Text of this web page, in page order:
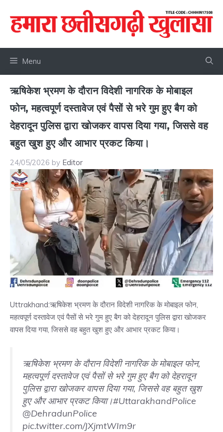
content
Menu
ऋषिकेश भ्रमण के दौरान विदेशी नागरिक के मोबाइल
फोन, महत्वपूर्ण दस्तावेज एवं पैसों से भरे गुम हुए बैग को
देहरादून पुलिस द्वारा खोजकर वापस दिया गया, जिससे वह
बहुत खुश हुए और आभार प्रकट किया।
24/05/2026 by Editor
Uttrakhand:ऋषिकेश भ्रमण के दौरान विदेशी नागरिक के मोबाइल फोन,
महत्वपूर्ण दस्तावेज एवं पैसों से भरे गुम हुए बैग को देहरादून पुलिस द्वारा खोजकर
वापस दिया गया, जिससे वह बहुत खुश हुए और आभार प्रकट किया।
ऋषिकेश भ्रमण के दौरान विदेशी नागरिक के मोबाइल फोन,
महत्वपूर्ण दस्तावेज एवं पैसों से भरे गुम हुए बैग को देहरादून
पुलिस द्वारा खोजकर वापस दिया गया, जिससे वह बहुत खुश
हुए और आभार प्रकट किया।#UttarakhandPolice
@DehradunPolice
pic.twitter.com/JXjmtWIm9r